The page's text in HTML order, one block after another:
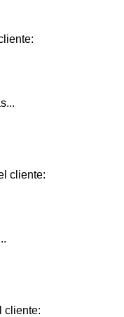
cliente:
cliente: